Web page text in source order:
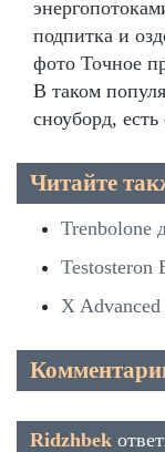
подпитка и
фото Точное
В таком
сноуборд,
Читайте
Trenbolone
Testosteron
X
Ridzhbek